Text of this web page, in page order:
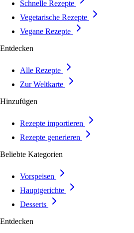
Schnelle Rezepte
Vegetarische Rezepte
Vegane Rezepte
Entdecken
Alle Rezepte
Zur Weltkarte
Hinzufügen
Rezepte importieren
Rezepte generieren
Beliebte Kategorien
Vorspeisen
Hauptgerichte
Desserts
Entdecken